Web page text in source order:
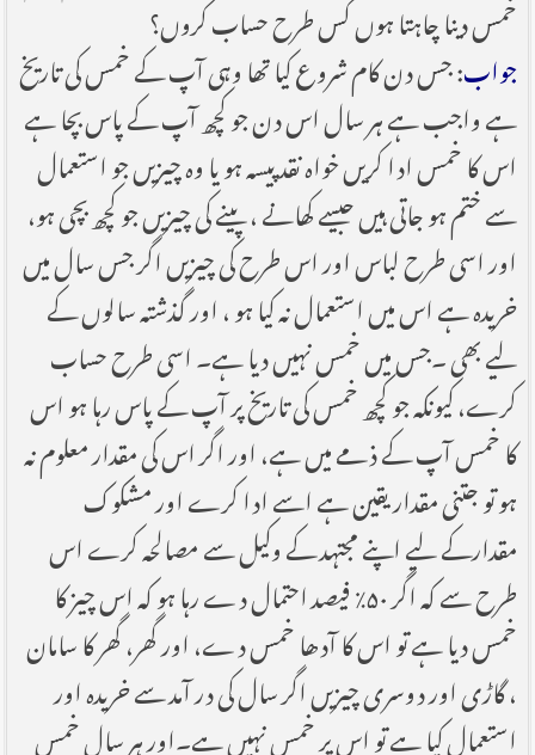
خمس دینا چاہتا ہوں کس طرح حساب کروں؟
جواب: جس دن کام شروع کیا تھا وہی آپ کے خمس کی تاریخ
ہے واجب ہے ہر سال اس دن جو کچھ آپ کے پاس بچا ہے
اس کا خمس ادا کریں خواہ نقد پیسہ ہو یا وہ چیزیں جو استعمال
سے ختم ہو جاتی ہیں جیسے کھانے ، پینے کی چیزیں جو کچھ بچی ہو،
اور اسی طرح لباس اور اس طرح کی چیزیں اگر جس سال میں
خریدہ ہے اس میں استعمال نہ کیا ہو ، اور گذشتہ سالوں کے
لیے بھی ۔جس میں خمس نہیں دیا ہے۔ اسی طرح حساب
کرے، کیونکہ جو کچھ خمس کی تاریخ پر آپ کے پاس رہا ہو اس
کا خمس آپ کے ذمے میں ہے، اور اگر اس کی مقدار معلوم نہ
ہو تو جتنی مقدار یقین ہے اسے ادا کرے اور مشکوک
مقدارکے لیے اپنے مجتہد کے وکیل سے مصالحہ کرے اس
طرح سے کہ اگر ۵۰٪ فیصد احتمال دے رہا ہو کہ اس چیز کا
خمس دیا ہے تو اس کا آدھا خمس دے، اور گھر، گھر کا سامان
، گاڑی اور دوسری چیزیں اگر سال کی در آمد سے خریدہ اور
استعمال کیا ہے تو اس پر خمس نہیں ہے۔اور ہر سال خمس